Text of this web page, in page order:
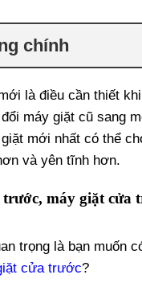
chính
là điều cần thiết
máy giặt cũ sang
mới nhất có thể
và yên tĩnh hơn.
máy giặt cửa
trọng là bạn muốn
cửa trước?